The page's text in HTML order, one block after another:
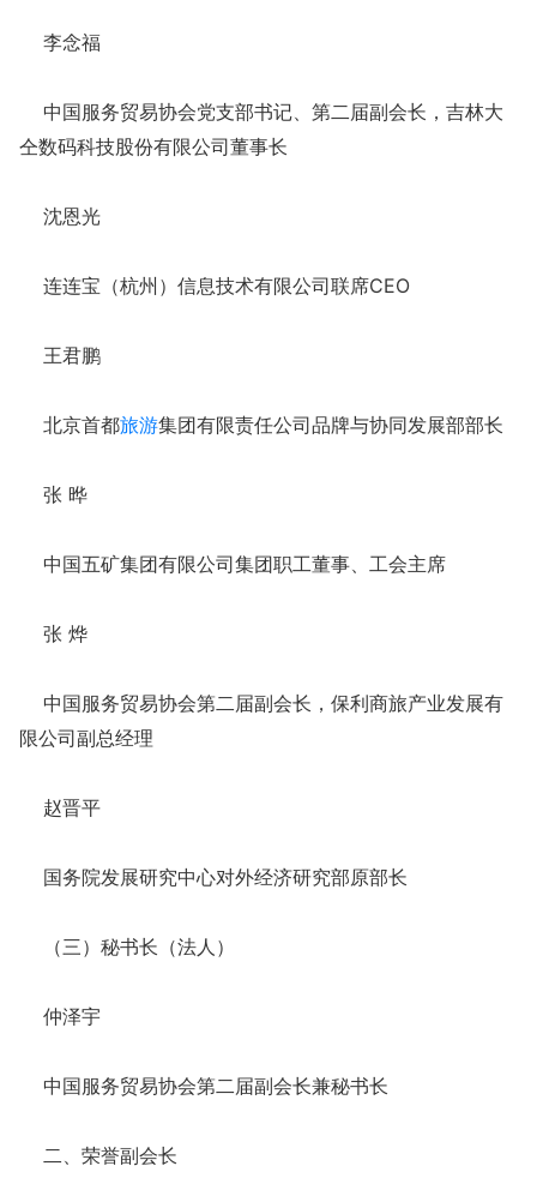
李念福
中国服务贸易协会党支部书记、第二届副会长，吉林大
仝数码科技股份有限公司董事长
沈恩光
连连宝（杭州）信息技术有限公司联席CEO
王君鹏
北京首都旅游集团有限责任公司品牌与协同发展部部长
张 晔
中国五矿集团有限公司集团职工董事、工会主席
张 烨
中国服务贸易协会第二届副会长，保利商旅产业发展有
限公司副总经理
赵晋平
国务院发展研究中心对外经济研究部原部长
（三）秘书长（法人）
仲泽宇
中国服务贸易协会第二届副会长兼秘书长
二、荣誉副会长